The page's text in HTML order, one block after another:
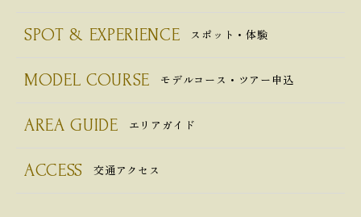
SPOT & EXPERIENCE スポット・体験
MODEL COURSE モデルコース・ツアー申込
AREA GUIDE エリアガイド
ACCESS 交通アクセス